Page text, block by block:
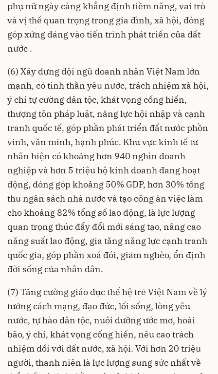
phụ nữ ngày càng khẳng định tiềm năng, vai trò
và vị thế quan trọng trong gia đình, xã hội, đóng
góp xứng đáng vào tiến trình phát triển của đất
nước .
(6) Xây dựng đội ngũ doanh nhân Việt Nam lớn
mạnh, có tinh thần yêu nước, trách nhiệm xã hội,
ý chí tự cường dân tộc, khát vọng cống hiến,
thượng tôn pháp luật, năng lực hội nhập và cạnh
tranh quốc tế, góp phần phát triển đất nước phồn
vinh, văn minh, hạnh phúc. Khu vực kinh tế tư
nhân hiện có khoảng hơn 940 nghìn doanh
nghiệp và hơn 5 triệu hộ kinh doanh đang hoạt
động, đóng góp khoảng 50% GDP, hơn 30% tổng
thu ngân sách nhà nước và tạo công ăn việc làm
cho khoảng 82% tổng số lao động, là lực lượng
quan trọng thúc đẩy đổi mới sáng tạo, nâng cao
năng suất lao động, gia tăng năng lực cạnh tranh
quốc gia, góp phần xoá đói, giảm nghèo, ổn định
đời sống của nhân dân.
(7) Tăng cường giáo dục thế hệ trẻ Việt Nam về lý
tưởng cách mạng, đạo đức, lối sống, lòng yêu
nước, tự hào dân tộc, nuôi dưỡng ước mơ, hoài
bão, ý chí, khát vọng cống hiến, nêu cao trách
nhiệm đối với đất nước, xã hội. Với hơn 20 triệu
người, thanh niên là lực lượng sung sức nhất về